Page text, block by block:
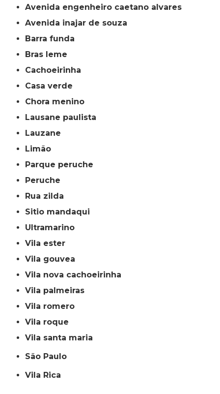
avenida engenheiro caetano alvares
avenida inajar de souza
barra funda
bras leme
cachoeirinha
casa verde
chora menino
lausane paulista
lauzane
limão
parque peruche
peruche
rua zilda
sitio mandaqui
ultramarino
vila ester
vila gouvea
vila nova cachoeirinha
vila palmeiras
vila romero
vila roque
vila santa maria
São Paulo
Vila Rica